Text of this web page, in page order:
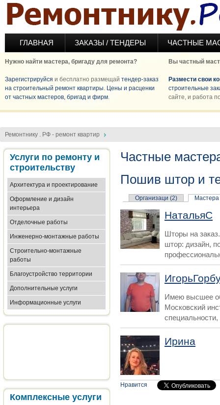
Перейти к основному содержанию
ГЛАВНАЯ ЗАКАЗЫ / ТЕНДЕРЫ ЧАСТНЫЕ
Нужно найти мастера, бригаду для ремонта?
Зарегистрируйся и бесплатно размещай тендер-заказ
на строительный ремонт квартиры. Цены и расценки
от частных мастеров, бригад и фирм.
Вы частный
Размести свои
строительные
сайте, и работа
Ремонтнику . РФ - ремонт квартир
Услуги по ремонту и
строительству
Архитектура и проектирование
Оформление и дизайн
интерьера
Отделочные работы
Инженерно-монтажные работы
Строительно-монтажные
работы
Благоустройство территории
Дополнительные услуги
Информационные услуги
Комплексные услуги
Частные
Пошив штор и
Организаци (2) Мастера
НатальяC
Шторы на
штор: дизайн,
Имею высшее
Московский
специальности,
Ирина
Нравится